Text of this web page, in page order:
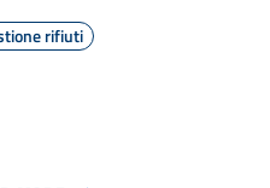
rifiuti